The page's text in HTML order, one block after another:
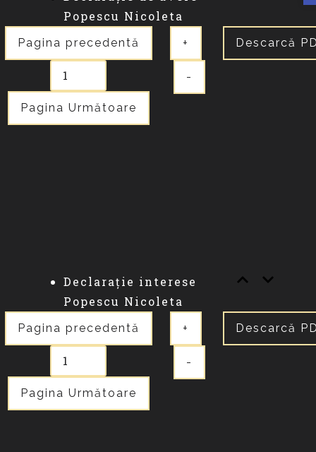
Popescu Nicoleta
Pagina precedentă
Pagina Următoare
+
-
Descarcă
Declarație interese
Popescu Nicoleta
Pagina precedentă
Pagina Următoare
+
-
Descarcă